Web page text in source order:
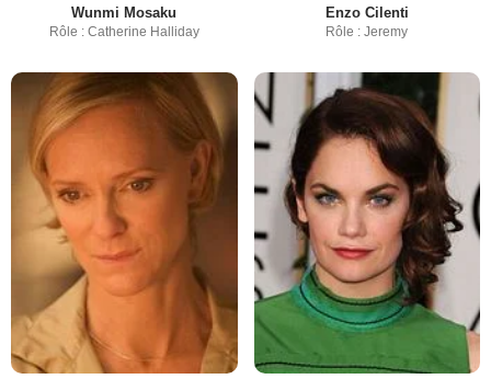
Wunmi Mosaku
Rôle : Catherine Halliday
Enzo Cilenti
Rôle : Jeremy